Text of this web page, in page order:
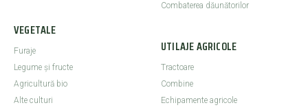
VEGETALE
Furaje
Legume şi fructe
Agricultură bio
Alte culturi
Combaterea dăunătorilor
UTILAJE AGRICOLE
Tractoare
Combine
Echipamente agricole